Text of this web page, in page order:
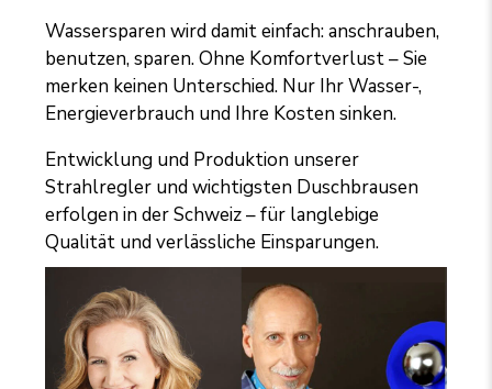
Wassersparen wird damit einfach: anschrauben,
benutzen, sparen. Ohne Komfortverlust – Sie
merken keinen Unterschied. Nur Ihr Wasser-,
Energieverbrauch und Ihre Kosten sinken.
Entwicklung und Produktion unserer
Strahlregler und wichtigsten Duschbrausen
erfolgen in der Schweiz – für langlebige
Qualität und verlässliche Einsparungen.